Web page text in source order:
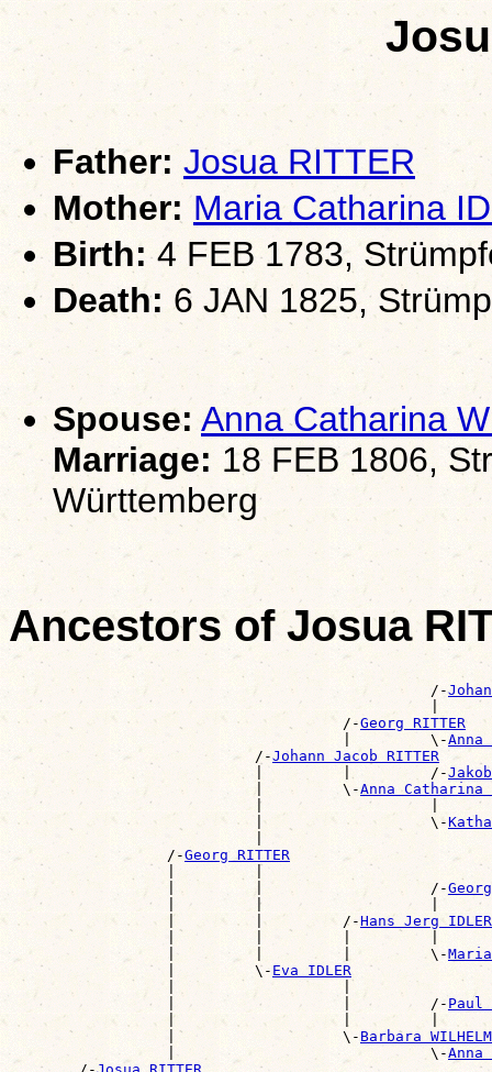
Father: Josua RITTER
Mother: Maria Catharina
Birth:4 FEB 1783,
Death: 6 JAN 1825,
Spouse: Anna Catharina
Marriage: 18 FEB 1806,
Württemberg
Ancestors of Josua
                                                /-
|
                                      /-
Georg RITTER
                                      |         \-
Anna
                            /-
Johann Jacob RITTER
                            |         |         /-
Jakob
                            |         \-
Anna Catharina
|                   |
                            |                   \-
                  /-
Georg RITTER
|         |
                  |         |                   /-
|         |                   |
                  |         |         /-
Hans Jerg IDLER
|         |         |         |
                  |         |         |         \-
Maria
                  |         \-
Eva IDLER
|                   |
                  |                   |         /-
Paul
|                   |         |
                  |                   \-
Barbara WILHELM
                  |                             \-
Anna